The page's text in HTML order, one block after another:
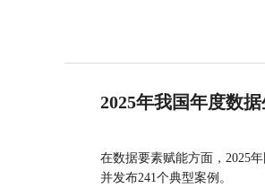
2025年我国年度数
在数据要素赋能方面，2025
并发布241个典型案例。